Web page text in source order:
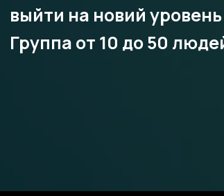
выйти на новий
Группа от 10 до 50